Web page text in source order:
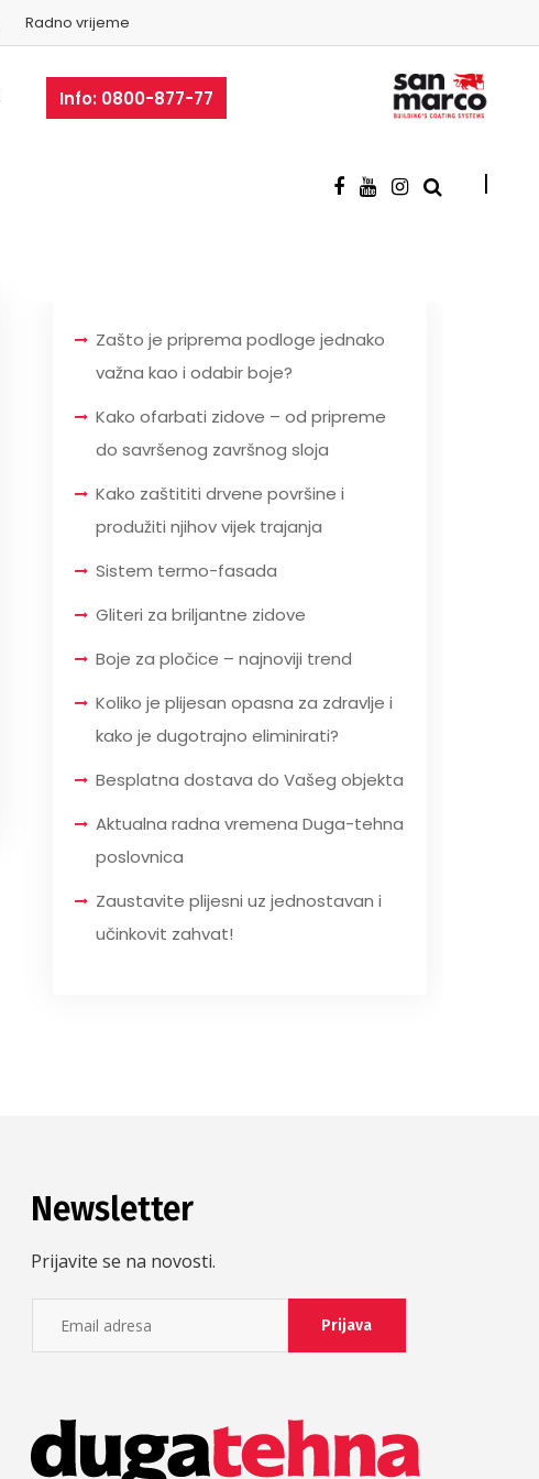
Radno vrijeme
Info: 0800-877-77
Zašto je priprema podloge jednako
važna kao i odabir boje?
Kako ofarbati zidove – od pripreme
do savršenog završnog sloja
Kako zaštititi drvene površine i
produžiti njihov vijek trajanja
Sistem termo-fasada
Gliteri za briljantne zidove
Boje za pločice – najnoviji trend
Koliko je plijesan opasna za zdravlje i
kako je dugotrajno eliminirati?
Besplatna dostava do Vašeg objekta
Aktualna radna vremena Duga-tehna
poslovnica
Zaustavite plijesni uz jednostavan i
učinkovit zahvat!
Newsletter
Prijavite se na novosti.